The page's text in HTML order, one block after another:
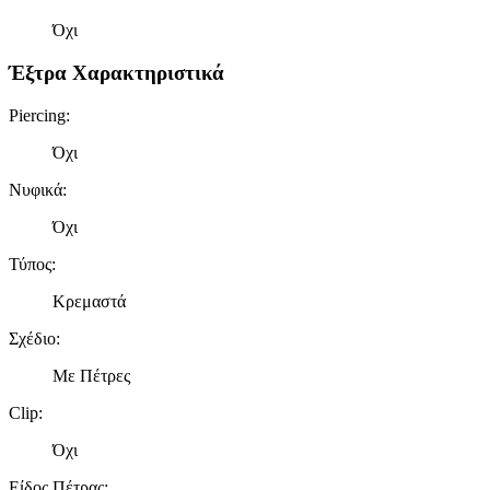
Όχι
Έξτρα Χαρακτηριστικά
Piercing:
Όχι
Νυφικά:
Όχι
Τύπος:
Κρεμαστά
Σχέδιο:
Με Πέτρες
Clip:
Όχι